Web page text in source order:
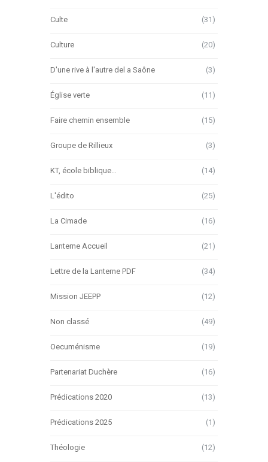
Culte (31)
Culture (20)
D'une rive à l'autre del a Saône (3)
Église verte (11)
Faire chemin ensemble (15)
Groupe de Rillieux (3)
KT, école biblique… (14)
L'édito (25)
La Cimade (16)
Lanterne Accueil (21)
Lettre de la Lanterne PDF (34)
Mission JEEPP (12)
Non classé (49)
Oecuménisme (19)
Partenariat Duchère (16)
Prédications 2020 (13)
Prédications 2025 (1)
Théologie (12)